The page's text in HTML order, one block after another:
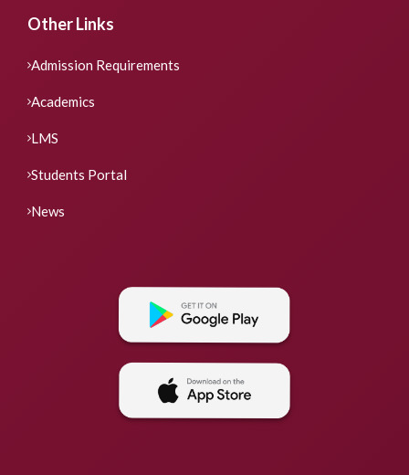
Other Links
Admission Requirements
Academics
LMS
Students Portal
News